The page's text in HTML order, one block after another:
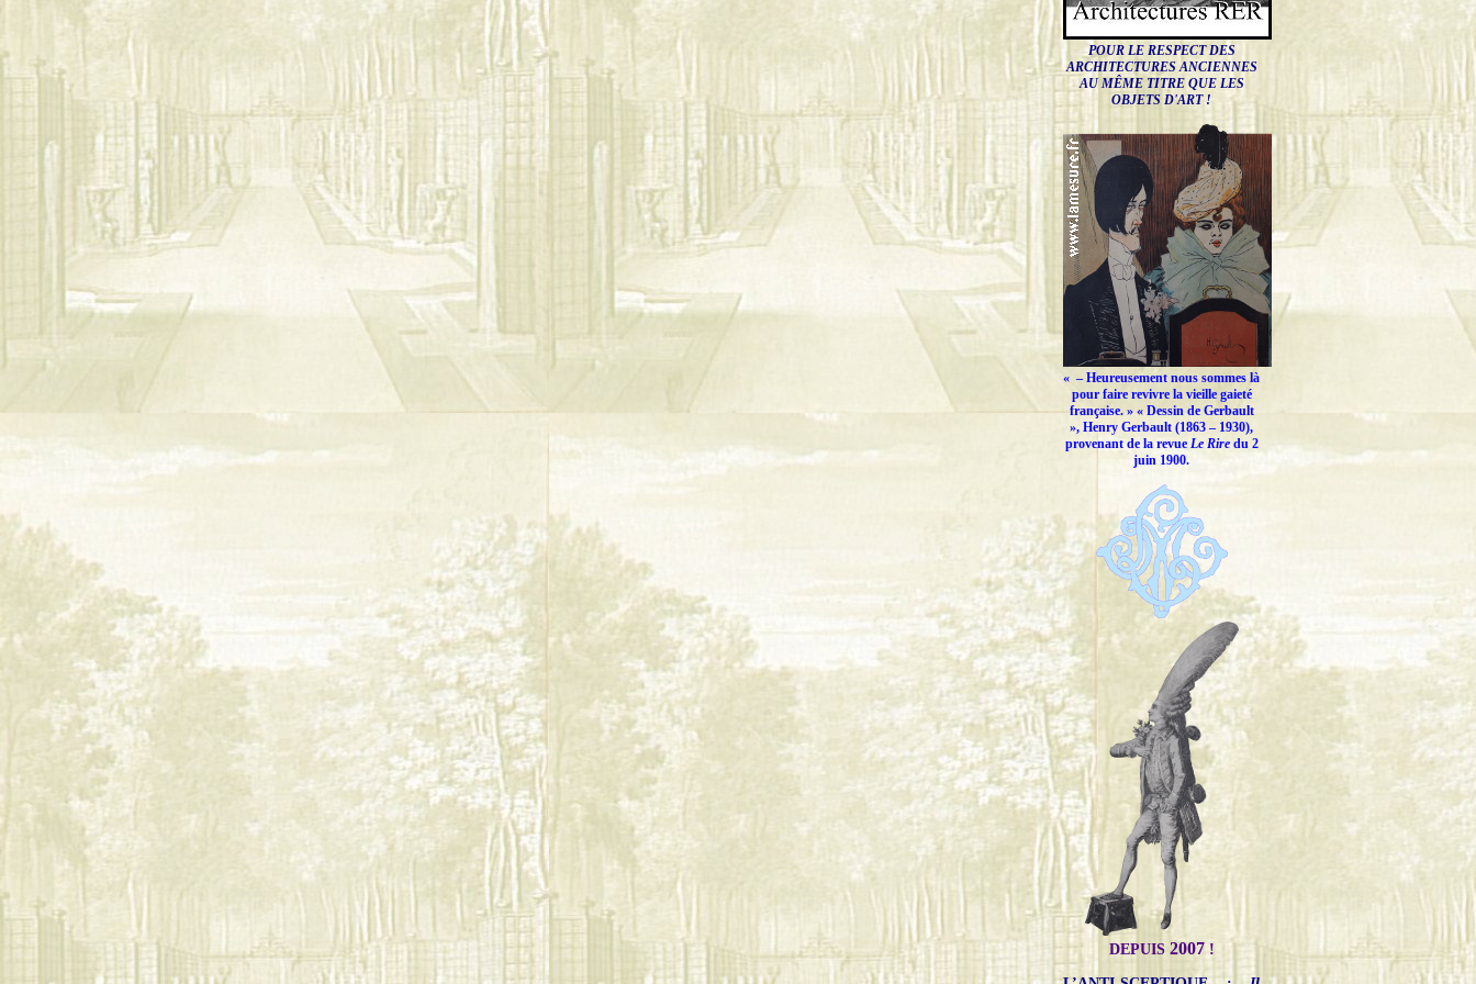
POUR LE RESPECT DES
ARCHITECTURES ANCIENNES
AU MÊME TITRE QUE LES
OBJETS D'ART !
« – Heureusement nous sommes là
pour faire revivre la vieille gaieté
française.» « Dessin de Gerbault
», Henry Gerbault (1863 – 1930),
provenant de la revue Le Riredu 2
juin 1900.
DEPUIS 2007!